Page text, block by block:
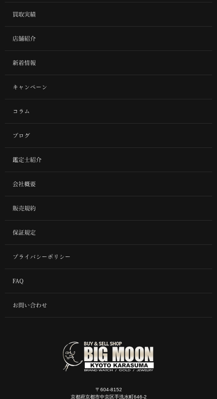
買取実績
店舗紹介
新着情報
キャンペーン
コラム
ブログ
鑑定士紹介
会社概要
販売規約
保証規定
プライバシーポリシー
FAQ
お問い合わせ
〒604-8152
京都府京都市中京区手洗水町646-2